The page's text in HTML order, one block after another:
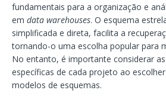
fundamentais para a organização e
em data warehouses. O esquema
simplificada e direta, facilita a
tornando-o uma escolha popular para
No entanto, é importante considerar
específicas de cada projeto ao
modelos de esquemas.